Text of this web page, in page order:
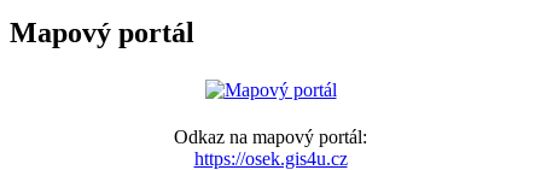
Mapový portál
Odkaz na mapový portál:
https://osek.gis4u.cz